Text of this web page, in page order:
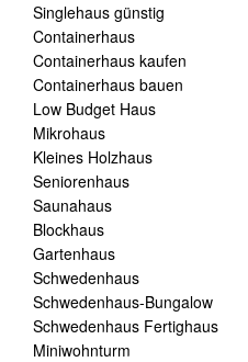
Singlehaus günstig
Containerhaus
Containerhaus kaufen
Containerhaus bauen
Low Budget Haus
Mikrohaus
Kleines Holzhaus
Seniorenhaus
Saunahaus
Blockhaus
Gartenhaus
Schwedenhaus
Schwedenhaus-Bungalow
Schwedenhaus Fertighaus
Miniwohnturm